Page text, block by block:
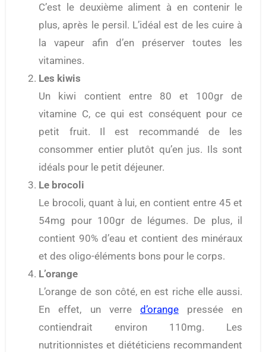
C’est le deuxième aliment à en contenir le
plus, après le persil. L’idéal est de les cuire à
la vapeur afin d’en préserver toutes les
vitamines.
Les kiwis
Un kiwi contient entre 80 et 100gr de
vitamine C, ce qui est conséquent pour ce
petit fruit. Il est recommandé de les
consommer entier plutôt qu’en jus. Ils sont
idéals pour le petit déjeuner.
Le brocoli
Le brocoli, quant à lui, en contient entre 45 et
54mg pour 100gr de légumes. De plus, il
contient 90% d’eau et contient des minéraux
et des oligo-éléments bons pour le corps.
L’orange
L’orange de son côté, en est riche elle aussi.
En effet, un verre d’orange pressée en
contiendrait environ 110mg. Les
nutritionnistes et diététiciens recommandent